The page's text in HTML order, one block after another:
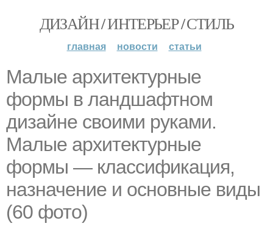
ДИЗАЙН / ИНТЕРЬЕР / СТИЛЬ
главная новости статьи
Малые архитектурные
формы в ландшафтном
дизайне своими руками.
Малые архитектурные
формы — классификация,
назначение и основные виды
(60 фото)